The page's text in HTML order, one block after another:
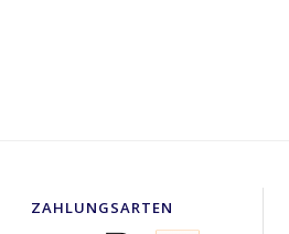
ZAHLUNGSARTEN